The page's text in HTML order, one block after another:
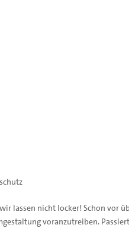
lassen nicht locker! Schon vor
voranzutreiben.